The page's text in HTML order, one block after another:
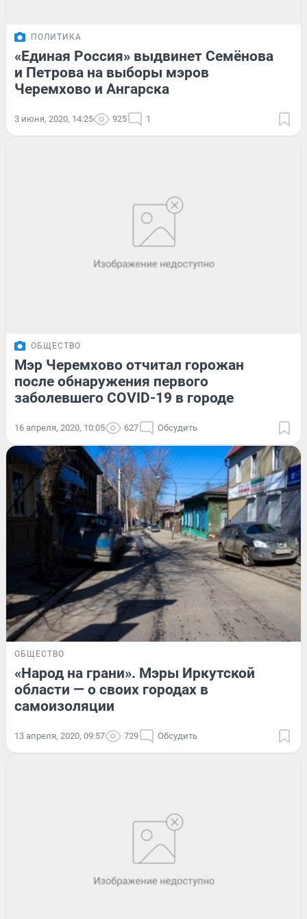
ПОЛИТИКА
«Единая Россия» выдвинет Семёнова
и Петрова на выборы мэров
Черемхово и Ангарска
3 июня, 2020, 14:25 925 1
ОБЩЕСТВО
Мэр Черемхово отчитал горожан
после обнаружения первого
заболевшего COVID-19 в городе
16 апреля, 2020, 10:05 627 Обсудить
ОБЩЕСТВО
«Народ на грани». Мэры Иркутской
области — о своих городах в
самоизоляции
13 апреля, 2020, 09:57 729 Обсудить